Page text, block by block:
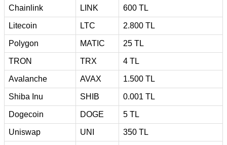
Chainlink LINK 600 TL
Litecoin LTC 2.800 TL
Polygon MATIC 25 TL
TRON TRX 4 TL
Avalanche AVAX 1.500 TL
Shiba Inu SHIB 0.001 TL
Dogecoin DOGE 5 TL
Uniswap UNI 350 TL